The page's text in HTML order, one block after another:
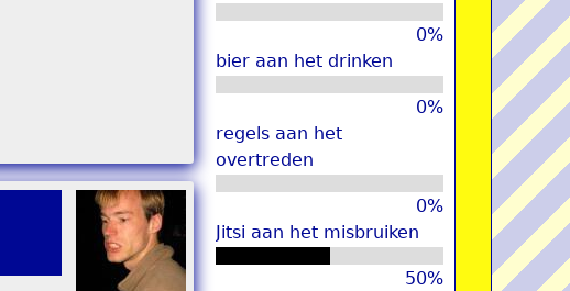
0%
bier aan het drinken
0%
regels aan het
overtreden
0%
Jitsi aan het misbruiken
50%